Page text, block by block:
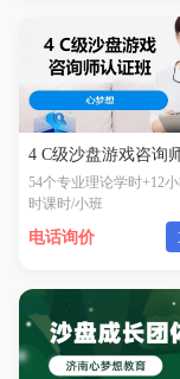
4 C级沙盘游戏咨询
54个专业理论学时+12
时课时/小班
电话询价